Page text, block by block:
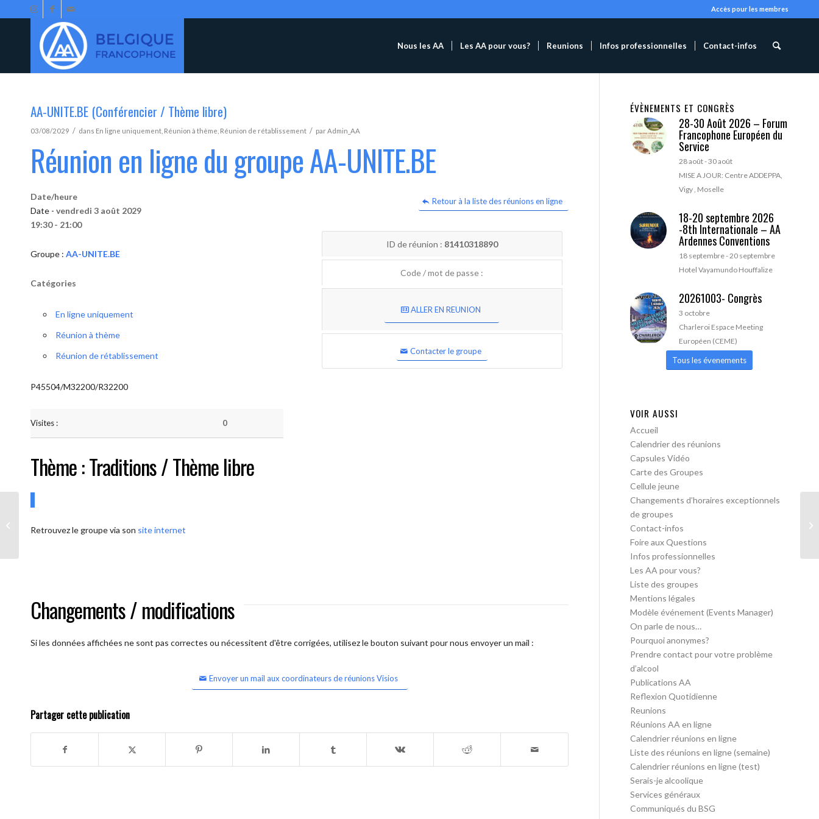
Accès pour les membres
Nous les AA Les AA pour vous? Reunions Infos professionnelles Contact-infos
AA-UNITE.BE (Conférencier / Thème libre)
03/08/2029 / dans En ligne uniquement Réunion à thème Réunion de rétablissement / parAdmin_AA
Réunion en ligne du groupe AA-UNITE.BE
Retour à la liste des réunions en ligne
Date/heure
Date - vendredi 3 août 2029
19:30 - 21:00
Groupe : AA-UNITE.BE
Catégories
En ligne uniquement
Réunion à thème
Réunion de rétablissement
P45504/M32200/R32200
Visites : 0
ID de réunion : 81410318890
Code / mot de passe :
ALLER EN REUNION
Contacter le groupe
Thème : Traditions / Thème libre
Retrouvez le groupe via son site internet
Changements / modifications
Si les données affichées ne sont pas correctes ou nécessitent d'être corrigées, utilisez le bouton suivant pour nous envoyer un mail :
Envoyer un mail aux coordinateurs de réunions Visios
Partager cette publication
ÉVÈNEMENTS ET CONGRÈS
28-30 Août 2026 – Forum
Francophone Européen du
Service
28 août-30 août
MISE A JOUR: Centre ADDEPPA,
Vigy , Moselle
18-20 septembre 2026
-8th Internationale – AA
Ardennes Conventions
18 septembre-20 septembre
Hotel Vayamundo Houffalize
20261003- Congrès
3 octobre
Charleroi Espace Meeting
Européen (CEME)
Tous les évenements
VOIR AUSSI
Accueil
Calendrier des réunions
Capsules Vidéo
Carte des Groupes
Cellule jeune
Changements d’horaires exceptionnels
de groupes
Contact-infos
Foire aux Questions
Infos professionnelles
Les AA pour vous?
Liste des groupes
Mentions légales
Modèle événement (Events Manager)
On parle de nous…
Pourquoi anonymes?
Prendre contact pour votre problème
d’alcool
Publications AA
Reflexion Quotidienne
Reunions
Réunions AA en ligne
Calendrier réunions en ligne
Liste des réunions en ligne (semaine)
Calendrier réunions en ligne (test)
Serais-je alcoolique
Services généraux
Communiqués du BSG
libre)